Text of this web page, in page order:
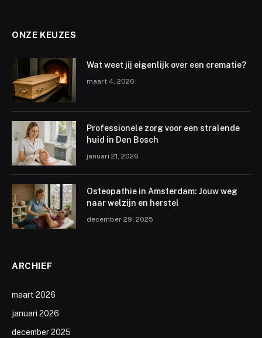
ONZE KEUZES
Wat weet jij eigenlijk over een crematie?
maart 4, 2026
Professionele zorg voor een stralende
huid in Den Bosch
januari 21, 2026
Osteopathie in Amsterdam: Jouw weg
naar welzijn en herstel
december 29, 2025
ARCHIEF
maart 2026
januari 2026
december 2025